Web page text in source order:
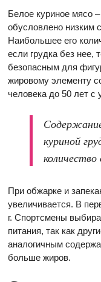
Белое куриное мясо
обусловлено низким
Наибольшее его
если грудка без нее,
безопасным для
жировому элементу
человека до 50 лет с
куриной
количество
При обжарке и
увеличивается. В
г. Спортсмены
питания, так как
аналогичным
больше жиров.